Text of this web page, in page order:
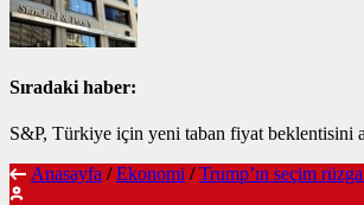
Sıradaki haber:
S&P, Türkiye için yeni taban fiyat beklentisini
Anasayfa / Ekonomi / Trump’ın seçim